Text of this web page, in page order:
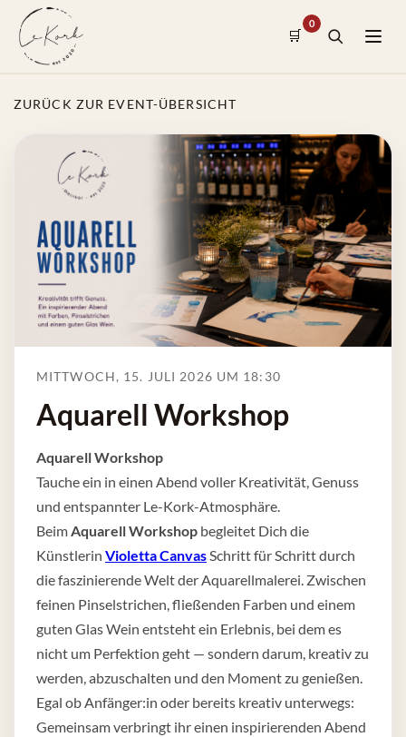
🛒
0
ZURÜCK ZUR EVENT-ÜBERSICHT
MITTWOCH, 15. JULI 2026 UM 18:30
Aquarell Workshop
Aquarell Workshop
Tauche ein in einen Abend voller Kreativität, Genuss
und entspannter Le-Kork-Atmosphäre.
BeimAquarell Workshop begleitet Dich die
Künstlerin Violetta CanvasSchritt für Schritt durch
die faszinierende Welt der Aquarellmalerei. Zwischen
feinen Pinselstrichen, fließenden Farben und einem
guten Glas Wein entsteht ein Erlebnis, bei dem es
nicht um Perfektion geht — sondern darum, kreativ zu
werden, abzuschalten und den Moment zu genießen.
Egal ob Anfänger:in oder bereits kreativ unterwegs:
Gemeinsam verbringt ihr einen inspirierenden Abend